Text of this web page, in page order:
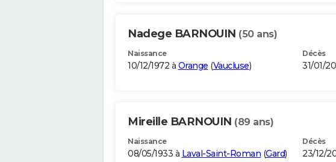
Nadege BARNOUIN (50 ans)
Naissance
10/12/1972 à Orange (Vaucluse)
Décès
31/01/
Mireille BARNOUIN (89 ans)
Naissance
08/05/1933 à Laval-Saint-Roman (Gard)
Décès
23/12/